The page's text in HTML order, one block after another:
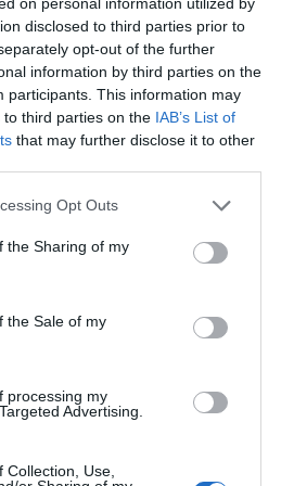
disclosed to third parties prior to
opt-out of the further
information by third parties on the
participants. This information may
third parties on the IAB’s List of
that may further disclose it to other
Opt Outs
the Sharing of my
the Sale of my
processing my
Advertising.
Use,
La Vinyeta inclou visites,
“Quan vam començar el
seguida que era interessant
ensenyar quina és la
i aquí ja vam començar
explica Serra.
de les moltes activitats
on aprovisionen d’una
casolans i formatges
la seva propietat.
expliquen aquella part més